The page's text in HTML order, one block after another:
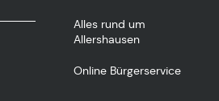
Alles rund um
Allershausen
Online Bürgerservice